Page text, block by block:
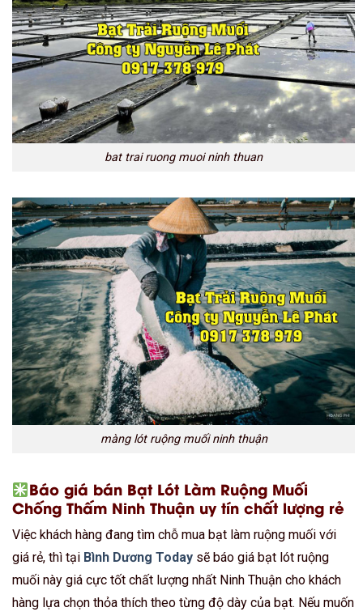
bat trai ruong muoi ninh thuan
màng lót ruộng muối ninh thuận
Báo giá bán Bạt Lót Làm Ruộng Muối
Chống Thấm Ninh Thuận uy tín chất lượng rẻ
Việc khách hàng đang tìm chỗ mua bạt làm ruộng muối với
giá rẻ, thì tại Bình Dương Today sẽ báo giá bạt lót ruộng
muối này giá cực tốt chất lượng nhất Ninh Thuận cho khách
hàng lựa chọn thỏa thích theo từng độ dày của bạt. Nếu muốn